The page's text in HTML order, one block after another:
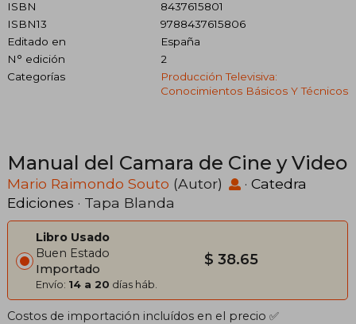
ISBN
8437615801
ISBN13
9788437615806
Editado en
España
N° edición
2
Categorías
Producción Televisiva:
Conocimientos Básicos Y Técnicos
Manual del Camara de Cine y Video
Mario Raimondo Souto (Autor) · Catedra
Ediciones · Tapa Blanda
Libro Usado
Buen Estado
Importado
Envío: 14 a 20 días háb.
$ 38.65
Costos de importación incluídos en el precio ✅